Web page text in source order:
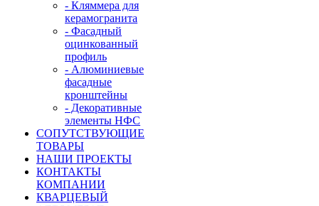
- Кляммера для
керамогранита
- Фасадный
оцинкованный
профиль
- Алюминиевые
фасадные
кронштейны
- Декоративные
элементы НФС
СОПУТСТВУЮЩИЕ
ТОВАРЫ
НАШИ ПРОЕКТЫ
КОНТАКТЫ
КОМПАНИИ
КВАРЦЕВЫЙ